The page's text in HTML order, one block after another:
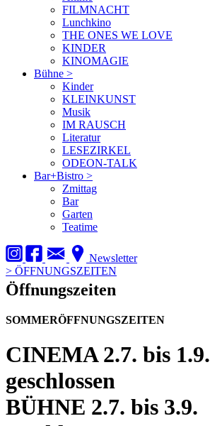
FILMNACHT
Lunchkino
THE ONES WE LOVE
KINDER
KINOMAGIE
Bühne >
Kinder
KLEINKUNST
Musik
IM RAUSCH
Literatur
LESEZIRKEL
ODEON-TALK
Bar+Bistro >
Zmittag
Bar
Garten
Teatime
Newsletter
> ÖFFNUNGSZEITEN
Öffnungszeiten
SOMMERÖFFNUNGSZEITEN
CINEMA2.7. bis 1.9.
geschlossen
BÜHNE 2.7. bis 3.9.